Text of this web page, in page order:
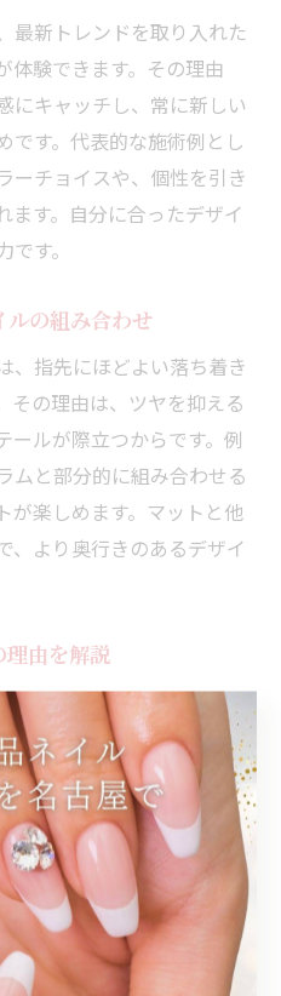
最新トレンドを取り入れた
験できます。その理由
にキャッチし、常に新しい
です。代表的な施術例とし
ーチョイスや、個性を引き
ます。自分に合ったデザイ
す。
ルの組み合わせ
、指先にほどよい落ち着き
その理由は、ツヤを抑える
ールが際立つからです。例
ムと部分的に組み合わせる
が楽しめます。マットと他
、より奥行きのあるデザイ
理由を解説
めている理由は、トレンド
ります。なぜなら、決まっ
ーツの配置が自由なため、
るからです。実際に、マッ
一層ナチュラルで大人っぽ
したオリジナリティが、
す。